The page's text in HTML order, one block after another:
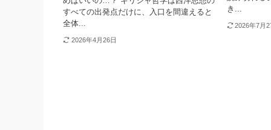
すべての出発点だけに、入口を間違えると
全体...
2026年4月26日
き...
2026年7月